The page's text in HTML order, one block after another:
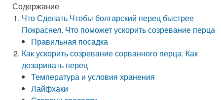
Содержание
Что Сделать Чтобы болгарский перец быстрее
Покраснел. Что поможет ускорить созревание перца
Правильная посадка
Как ускорить созревание сорванного перца. Как
дозаривать перец
Температура и условия хранения
Лайфхаки